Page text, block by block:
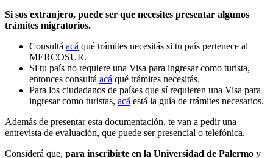
Si sos extranjero, puede ser que necesites presentar algunos
trámites migratorios.
Consultá acá qué trámites necesitás si tu país pertenece al
MERCOSUR.
Si tu país no requiere una Visa para ingresar como turista,
entonces consultá acá qué trámites necesitás.
Para los ciudadanos de países que sí requieren una Visa para
ingresar como turistas, acá está la guía de trámites necesarios.
Además de presentar esta documentación, te van a pedir una
entrevista de evaluación, que puede ser presencial o telefónica.
Considerá que, para inscribirte en la Universidad de Palermo y